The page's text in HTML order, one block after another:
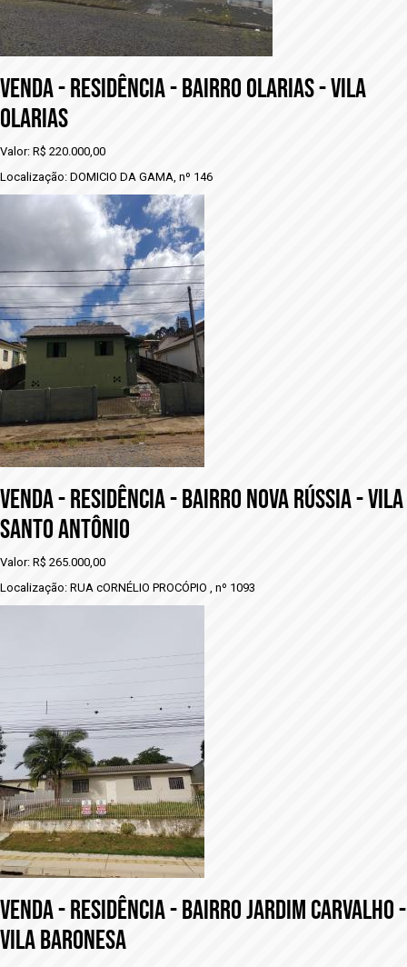
VENDA - RESIDÊNCIA - BAIRRO OLARIAS - VILA
OLARIAS
Valor: R$ 220.000,00
Localização: DOMICIO DA GAMA, nº 146
VENDA - RESIDÊNCIA - BAIRRO NOVA RÚSSIA - VILA
SANTO ANTÔNIO
Valor: R$ 265.000,00
Localização: RUA cORNÉLIO PROCÓPIO , nº 1093
VENDA - RESIDÊNCIA - BAIRRO JARDIM CARVALHO -
vILA BARONESA